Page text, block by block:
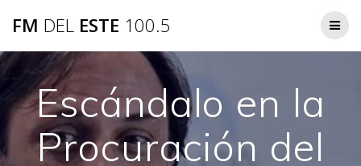
FM DEL ESTE 100.5
Escándalo en la
Procuración del